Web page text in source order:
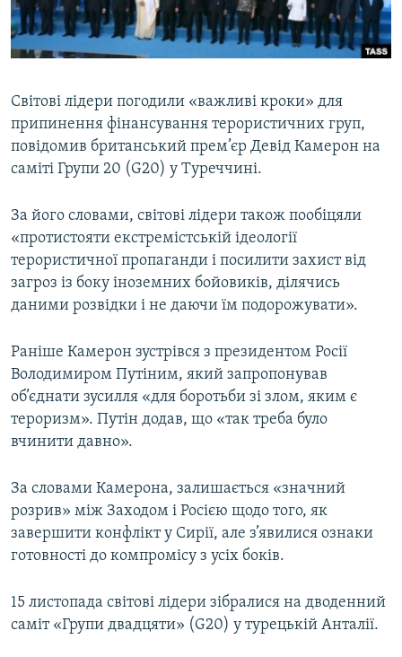
ВІДЕОУРОКИ «ELIFBE»
СВІДЧЕННЯ ОКУПАЦІЇ
ІНФОГРАФІКА
Русский
Qırımtatar
ДОЛУЧАЙСЯ!
Світові лідери погодили «важливі кроки» для
припинення фінансування терористичних груп,
повідомив британський прем’єр Девід Камерон на
саміті Групи 20 (G20) у Туреччині.
За його словами, світові лідери також пообіцяли
«протистояти екстремістській ідеології
терористичної пропаганди і посилити захист від
загроз із боку іноземних бойовиків, ділячись
даними розвідки і не даючи їм подорожувати».
Раніше Камерон зустрівся з президентом Росії
Володимиром Путіним, який запропонував
об’єднати зусилля «для боротьби зі злом, яким є
тероризм». Путін додав, що «так треба було
вчинити давно».
За словами Камерона, залишається «значний
розрив» між Заходом і Росією щодо того, як
завершити конфлікт у Сирії, але з’явилися ознаки
готовності до компромісу з усіх боків.
15 листопада світові лідери зібралися на дводенний
саміт «Групи двадцяти» (G20) у турецькій Анталії.